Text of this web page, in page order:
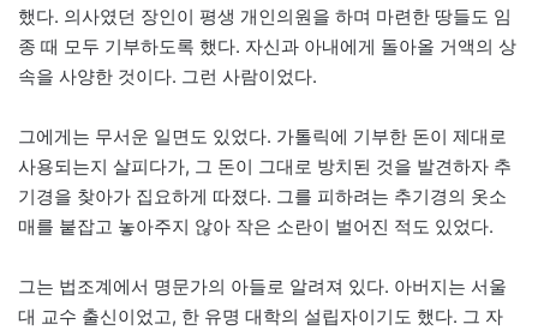
했다. 의사였던 장인이 평생 개인의원을 하며 마련한 땅들도 임
종 때 모두 기부하도록 했다. 자신과 아내에게 돌아올 거액의 상
속을 사양한 것이다. 그런 사람이었다.
그에게는 무서운 일면도 있었다. 가톨릭에 기부한 돈이 제대로
사용되는지 살피다가, 그 돈이 그대로 방치된 것을 발견하자 추
기경을 찾아가 집요하게 따졌다. 그를 피하려는 추기경의 옷소
매를 붙잡고 놓아주지 않아 작은 소란이 벌어진 적도 있었다.
그는 법조계에서 명문가의 아들로 알려져 있다. 아버지는 서울
대 교수 출신이었고, 한 유명 대학의 설립자이기도 했다. 그 자